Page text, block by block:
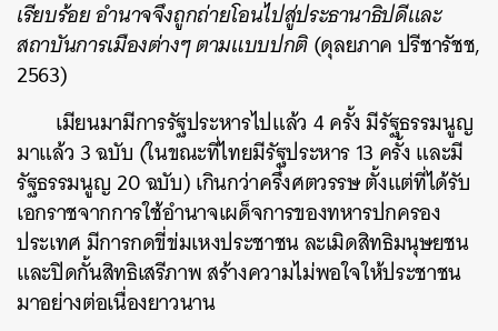
เรียบร้อย อำนาจจึงถูกถ่ายโอนไปสู่ประธานาธิปดีและ
สถาบันการเมืองต่างๆ ตามแบบปกติ(ดุลยภาค ปรีชารัชช,
2563)
เมียนมามีการรัฐประหารไปแล้ว 4 ครั้ง มีรัฐธรรมนูญ
มาแล้ว 3 ฉบับ (ในขณะที่ไทยมีรัฐประหาร 13 ครั้ง และมี
รัฐธรรมนูญ 20 ฉบับ) เกินกว่าครึ่งศตวรรษ ตั้งแต่ที่ได้รับ
เอกราชจากการใช้อำนาจเผด็จการของทหารปกครอง
ประเทศ มีการกดขี่ข่มเหงประชาชน ละเมิดสิทธิมนุษยชน
และปิดกั้นสิทธิเสรีภาพ สร้างความไม่พอใจให้ประชาชน
มาอย่างต่อเนื่องยาวนาน